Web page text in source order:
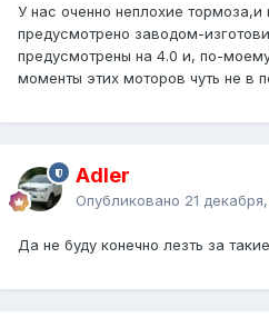
У нас оченно неплохие тормоза,и
предусмотрено заводом-
предусмотрены на 4.0 и, по-моему
моменты этих моторов чуть не в
Adler
Опубликовано 21
Да не буду конечно лезть за